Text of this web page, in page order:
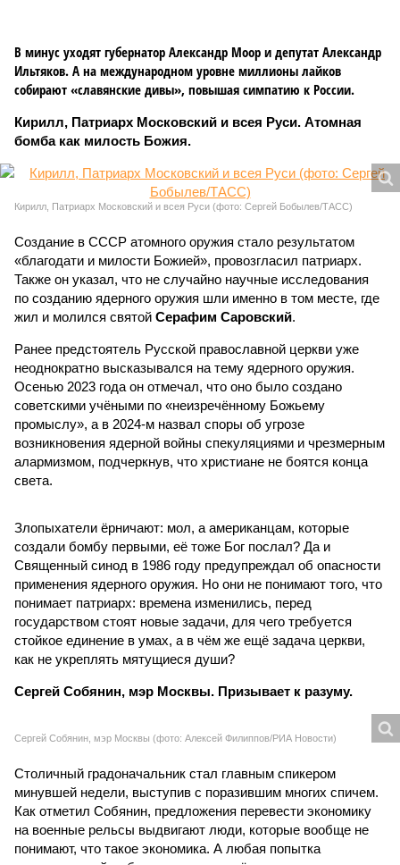
В минус уходят губернатор Александр Моор и депутат Александр
Ильтяков. А на международном уровне миллионы лайков
собирают «славянские дивы», повышая симпатию к России.
Кирилл, Патриарх Московский и всея Руси. Атомная
бомба как милость Божия.
Кирилл, Патриарх Московский и всея Руси (фото: Сергей Бобылев/ТАСС)
Создание в СССР атомного оружия стало результатом
«благодати и милости Божией», провозгласил патриарх.
Также он указал, что не случайно научные исследования
по созданию ядерного оружия шли именно в том месте, где
жил и молился святой Серафим Саровский.
Ранее предстоятель Русской православной церкви уже
неоднократно высказывался на тему ядерного оружия.
Осенью 2023 года он отмечал, что оно было создано
советскими учёными по «неизречённому Божьему
промыслу», а в 2024-м назвал споры об угрозе
возникновения ядерной войны спекуляциями и чрезмерным
алармизмом, подчеркнув, что христиане не боятся конца
света.
Злопыхатели ёрничают: мол, а американцам, которые
создали бомбу первыми, её тоже Бог послал? Да и
Священный синод в 1986 году предупреждал об опасности
применения ядерного оружия. Но они не понимают того, что
понимает патриарх: времена изменились, перед
государством стоят новые задачи, для чего требуется
стойкое единение в умах, а в чём же ещё задача церкви,
как не укреплять мятущиеся души?
Сергей Собянин, мэр Москвы. Призывает к разуму.
Столичный градоначальник стал главным спикером
минувшей недели, выступив с поразившим многих спичем.
Как отметил Собянин, предложения перевести экономику
на военные рельсы выдвигают люди, которые вообще не